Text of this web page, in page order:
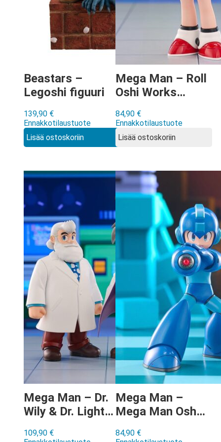
Beastars –
Legoshi figuuri
139,90 €
Ennakkotilaustuote
Lisää ostoskoriin
Mega Man – Roll
Oshi Works
84,90 €
Ennakkotilaustuote
Lisää ostoskoriin
Mega Man – Dr.
Wily & Dr. Light
figuuri
109,90 €
Mega Man –
Mega Man Oshi
84,90 €